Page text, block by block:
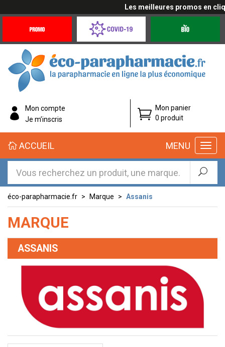
Les meilleures promos en
Offres
Coronavirus
éco-
parapharmacie.fr
éco-
parapharmacie.fr
Mon compte
Je m’inscris
Mon panier
0 produit
MENU
ACCUEIL
éco-parapharmacie.fr Marque Assanis
MARQUE
ASSANIS